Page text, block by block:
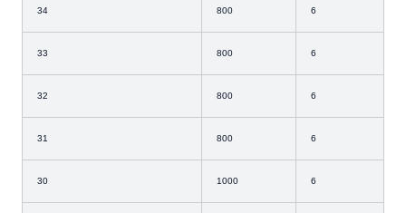
34 800 6
33 800 6
32 800 6
31 800 6
30 1000 6